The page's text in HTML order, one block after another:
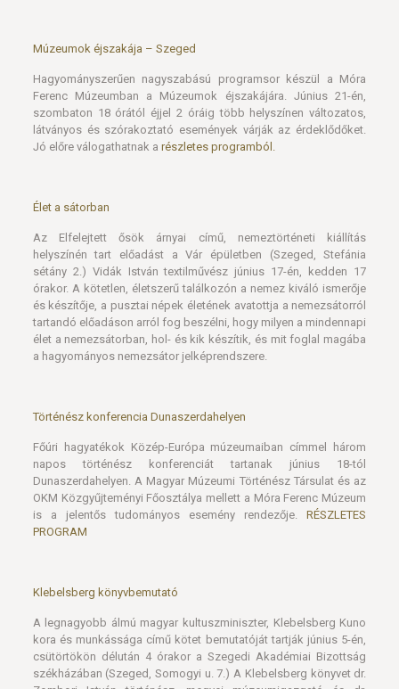
Múzeumok éjszakája – Szeged
Hagyományszerűen nagyszabású programsor készül a Móra
Ferenc Múzeumban a Múzeumok éjszakájára. Június 21-én,
szombaton 18 órától éjjel 2 óráig több helyszínen változatos,
látványos és szórakoztató események várják az érdeklődőket.
Jó előre válogathatnak a részletes programból.
Élet a sátorban
Az Elfelejtett ősök árnyai című, nemeztörténeti kiállítás
helyszínén tart előadást a Vár épületben (Szeged, Stefánia
sétány 2.) Vidák István textilművész június 17-én, kedden 17
órakor. A kötetlen, életszerű találkozón a nemez kiváló ismerője
és készítője, a pusztai népek életének avatottja a nemezsátorról
tartandó előadáson arról fog beszélni, hogy milyen a mindennapi
élet a nemezsátorban, hol- és kik készítik, és mit foglal magába
a hagyományos nemezsátor jelképrendszere.
Történész konferencia Dunaszerdahelyen
Főúri hagyatékok Közép-Európa múzeumaiban címmel három
napos történész konferenciát tartanak június 18-tól
Dunaszerdahelyen. A Magyar Múzeumi Történész Társulat és az
OKM Közgyűjteményi Főosztálya mellett a Móra Ferenc Múzeum
is a jelentős tudományos esemény rendezője.RÉSZLETES
PROGRAM
Klebelsberg könyvbemutató
A legnagyobb álmú magyar kultuszminiszter, Klebelsberg Kuno
kora és munkássága című kötet bemutatóját tartják június 5-én,
csütörtökön délután 4 órakor a Szegedi Akadémiai Bizottság
székházában (Szeged, Somogyi u. 7.) A Klebelsberg könyvet dr.